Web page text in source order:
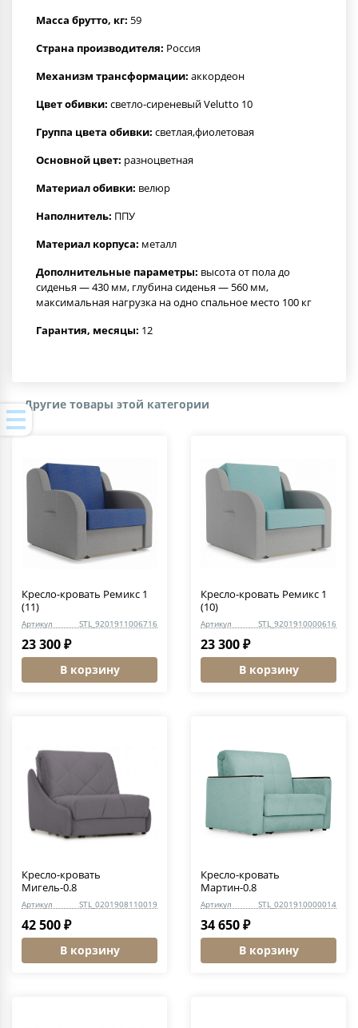
Масса брутто, кг: 59
Страна производителя: Россия
Механизм трансформации: аккордеон
Цвет обивки: светло-сиреневый Velutto 10
Группа цвета обивки: светлая,фиолетовая
Основной цвет: разноцветная
Материал обивки: велюр
Наполнитель: ППУ
Материал корпуса: металл
Дополнительные параметры: высота от пола до
сиденья — 430 мм, глубина сиденья — 560 мм,
максимальная нагрузка на одно спальное место 100 кг
Гарантия, месяцы: 12
Другие товары этой категории
Кресло-кровать Ремикс 1
(11)
Артикул STL_9201911006716
23 300 ₽
В корзину
Кресло-кровать Ремикс 1
(10)
Артикул STL_9201910000616
23 300 ₽
В корзину
Кресло-кровать
Мигель-0.8
Артикул STL_0201908110019
42 500 ₽
В корзину
Кресло-кровать
Мартин-0.8
Артикул STL_0201910000014
34 650 ₽
В корзину